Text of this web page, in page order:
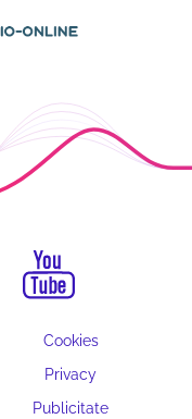
Cookies
Privacy
Publicitate